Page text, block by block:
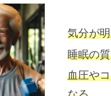
気分が
睡眠の
血圧や